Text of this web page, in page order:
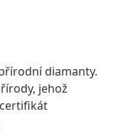
diamanty.
jehož